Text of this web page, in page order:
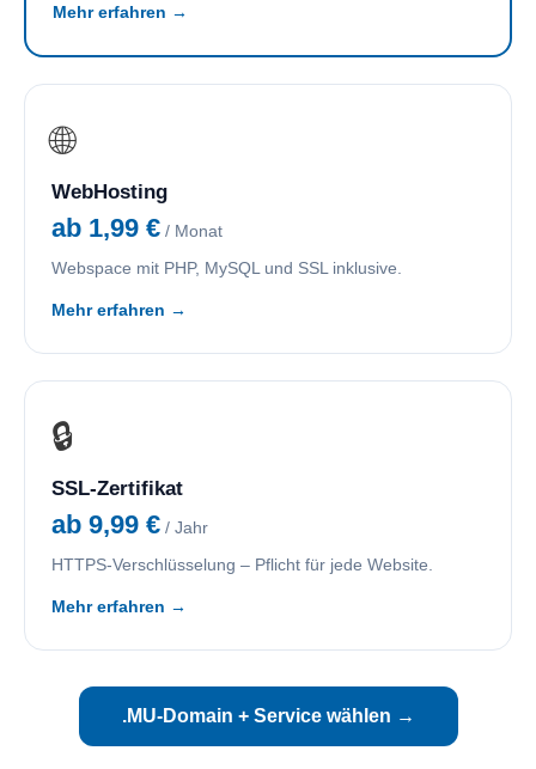
Mehr erfahren →
🌐
WebHosting
ab 1,99 € / Monat
Webspace mit PHP, MySQL und SSL inklusive.
Mehr erfahren →
🔒
SSL-Zertifikat
ab 9,99 € / Jahr
HTTPS-Verschlüsselung – Pflicht für jede Website.
Mehr erfahren →
.MU-Domain + Service wählen →